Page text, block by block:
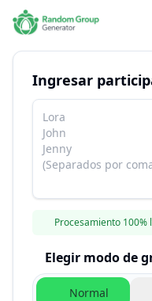
Ingresar
Procesamiento 100%
Elegir modo de
Normal